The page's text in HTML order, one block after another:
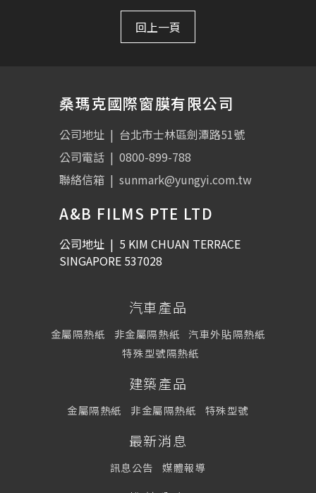
回上一頁
桑瑪克國際窗膜有限公司
公司地址 | 台北市士林區劍潭路51號
公司電話 | 0800-899-788
聯絡信箱 | sunmark@yungyi.com.tw
A&B FILMS PTE LTD
公司地址 | 5 KIM CHUAN TERRACE
SINGAPORE 537028
汽車產品
金屬隔熱紙 非金屬隔熱紙
汽車外貼隔熱紙
特殊型號隔熱紙
建築產品
金屬隔熱紙 非金屬隔熱紙 特殊型號
最新消息
訊息公告 媒體報導